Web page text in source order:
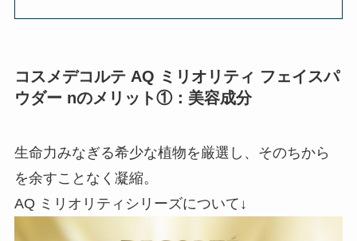
コスメデコルテ AQ ミリオリティ フェイスパ
ウダー nのメリット①：美容成分
生命力みなぎる希少な植物を厳選し、そのちから
を余すことなく凝縮。
AQ ミリオリティシリーズについて↓